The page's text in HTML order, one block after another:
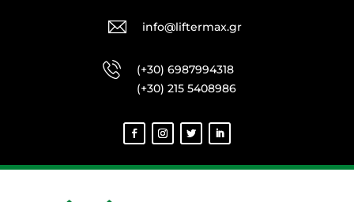
info@liftermax.gr
(+30) 6987994318
(+30) 215 5408986